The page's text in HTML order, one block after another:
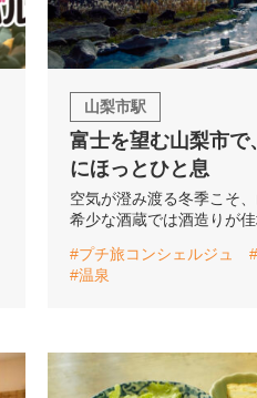
山梨市駅
富士を望む山梨市で
にほっとひと息
空気が澄み渡る冬季こそ
希少な酒蔵では酒造りが
#プチ旅コンシェルジュ
#温泉